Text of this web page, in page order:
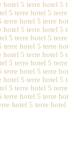
5 terre hotel
5 terre hotel 5
hotel 5 terre
5 terre hotel
5 terre hotel 5
hotel 5 terre
5 terre hotel
5 terre hotel 5
hotel 5 terre
5 terre hotel
5 terre hotel 5
hotel 5 terre
hotel 5 terre